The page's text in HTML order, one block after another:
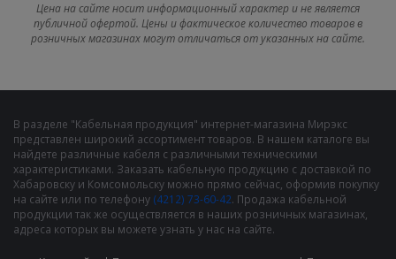
Цена на сайте носит информационный характер и не является
публичной офертой. Цены и фактическое количество товаров в
розничных магазинах могут отличаться от указанных на сайте.
В разделе "Кабельная продукция" интернет-магазина Мирэкс
представлен широкий ассортимент товаров. В нашем каталоге вы
найдете различные кабеля с различными техническими
характеристиками. Заказать кабельную продукцию с доставкой по
Хабаровску и Комсомольску можно прямо сейчас, оформив покупку
на сайте или по телефону (4212) 73-60-42. Продажа кабельной
продукции так же осуществляется в наших розничных магазинах,
адреса которых вы можете узнать у нас на сайте.